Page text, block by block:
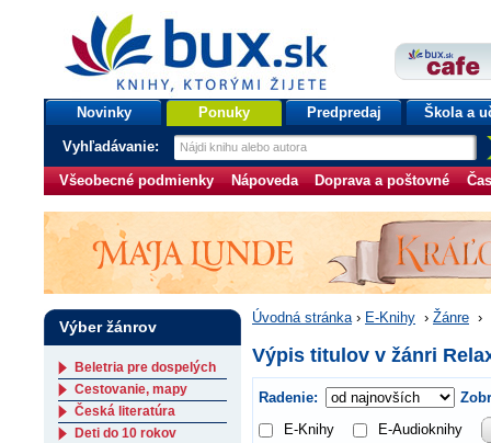
bux.sk
knihy, ktorými žijete
Úvodná stránka
Novinky Ponuky Predpredaj Škola a
Vyhľadávanie:
Všeobecné podmienky Nápoveda Doprava a poštovné
Úvodná stránka› E-Knihy › Žánre ›
Výpis titulov v žánri
Radenie:
E-Knihy
E-Audioknihy
Výber žánrov
Beletria pre dospelých
Cestovanie, mapy
Česká literatúra
Deti do 10 rokov